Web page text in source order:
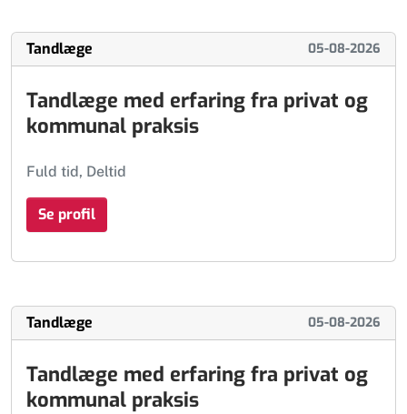
Tandlæge 05-08-2026
Tandlæge med erfaring fra privat og
kommunal praksis
Fuld tid, Deltid
Se profil
Tandlæge 05-08-2026
Tandlæge med erfaring fra privat og
kommunal praksis